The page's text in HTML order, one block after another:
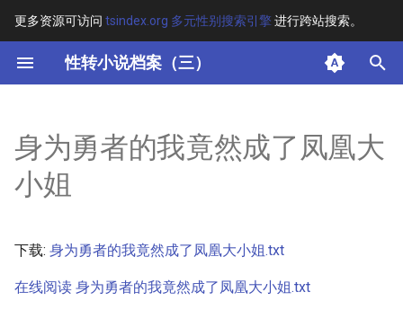
更多资源可访问 tsindex.org 多元性别搜索引擎进行跨站搜索。
性转小说档案（三）
键
开
始
索
其他信息
身为勇者的我竟然成了凤凰大
小姐
下载: 身为勇者的我竟然成了凤凰大小姐.txt
在线阅读 身为勇者的我竟然成了凤凰大小姐.txt